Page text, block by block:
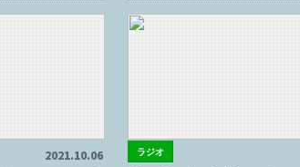
2021.10.06 ラジオ